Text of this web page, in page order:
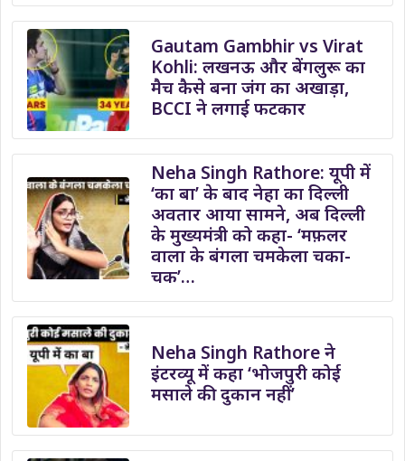
Gautam Gambhir vs Virat
Kohli: लखनऊ और बेंगलुरू का
मैच कैसे बना जंग का अखाड़ा,
BCCI ने लगाई फटकार
Neha Singh Rathore: यूपी में
‘का बा’ के बाद नेहा का दिल्ली
अवतार आया सामने, अब दिल्ली
के मुख्यमंत्री को कहा- ‘मफ़लर
वाला के बंगला चमकेला चका-
चक’…
Neha Singh Rathore ने
इंटरव्यू में कहा ‘भोजपुरी कोई
मसाले की दुकान नहीं’